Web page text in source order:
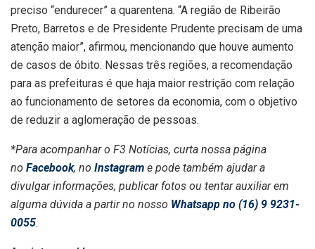
preciso “endurecer” a quarentena. “A região de Ribeirão
Preto, Barretos e de Presidente Prudente precisam de uma
atenção maior”, afirmou, mencionando que houve aumento
de casos de óbito. Nessas três regiões, a recomendação
para as prefeituras é que haja maior restrição com relação
ao funcionamento de setores da economia, com o objetivo
de reduzir a aglomeração de pessoas.
*Para acompanhar o F3 Notícias, curta nossa página
no Facebook, no Instagram e pode também ajudar a
divulgar informações, publicar fotos ou tentar auxiliar em
alguma dúvida a partir no nosso Whatsapp no (16) 9 9231-
0055.